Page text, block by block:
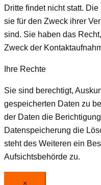
Dritte findet nicht statt.
sie für den Zweck ihrer
sind. Sie haben das
Zweck der
Ihre Rechte
Sie sind berechtigt,
gespeicherten Daten zu
der Daten die
Datenspeicherung die
steht des Weiteren ein
Aufsichtsbehörde zu.
×